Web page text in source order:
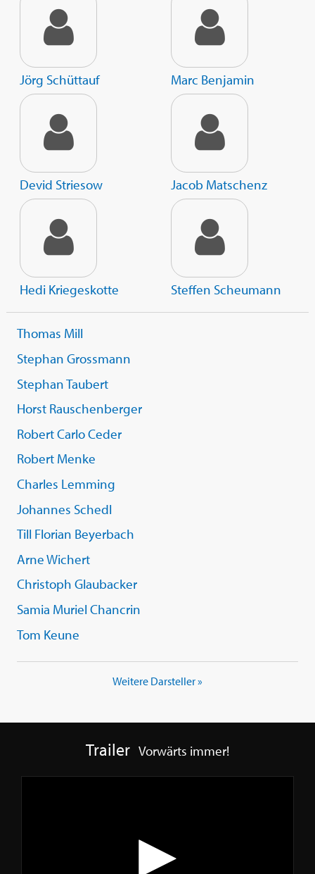
'Medienboard Berlin Brandenburg' (MBB), dem
'FilmFernsehFonds Bayern' (FFF Bayern) und der FFA-
Filmförderungsanstalt.
Jörg Schüttauf Marc Benjamin
Devid Striesow Jacob Matschenz
Hedi Kriegeskotte Steffen Scheumann
Thomas Mill
Stephan Grossmann
Stephan Taubert
Horst Rauschenberger
Robert Carlo Ceder
Robert Menke
Charles Lemming
Johannes Schedl
Till Florian Beyerbach
Arne Wichert
Christoph Glaubacker
Samia Muriel Chancrin
Tom Keune
Weitere Darsteller »
Trailer Vorwärts immer!